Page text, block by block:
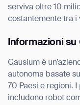
serviva oltre 10
costantemente tra i
Informazioni su
Gausium è
autonoma basate
70 Paesi e regioni.
includono robot